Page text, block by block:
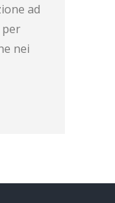
ad
nei